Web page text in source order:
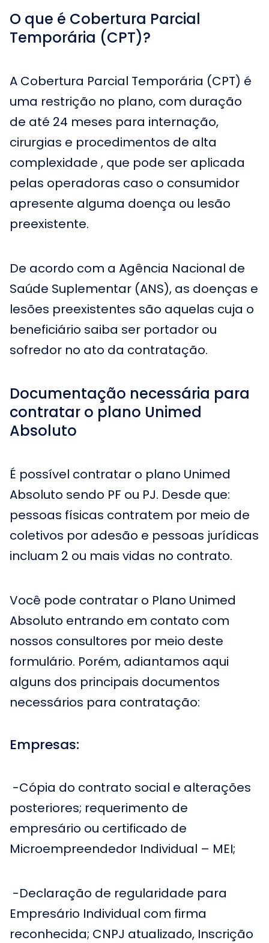
O que é Cobertura Parcial
Temporária (CPT)?
A Cobertura Parcial Temporária (CPT) é
uma restrição no plano, com duração
de até 24 meses para internação,
cirurgias e procedimentos de alta
complexidade , que pode ser aplicada
pelas operadoras caso o consumidor
apresente alguma doença ou lesão
preexistente.
De acordo com a Agência Nacional de
Saúde Suplementar (ANS), as doenças e
lesões preexistentes são aquelas cuja o
beneficiário saiba ser portador ou
sofredor no ato da contratação.
Documentação necessária para
contratar o plano Unimed
Absoluto
É possível contratar o plano Unimed
Absoluto sendo PF ou PJ. Desde que:
pessoas físicas contratem por meio de
coletivos por adesão e pessoas jurídicas
incluam 2 ou mais vidas no contrato.
Você pode contratar o Plano Unimed
Absoluto entrando em contato com
nossos consultores por meio deste
formulário. Porém, adiantamos aqui
alguns dos principais documentos
necessários para contratação:
Empresas:
-Cópia do contrato social e alterações
posteriores; requerimento de
empresário ou certificado de
Microempreendedor Individual – MEI;
-Declaração de regularidade para
Empresário Individual com firma
reconhecida; CNPJ atualizado, Inscrição